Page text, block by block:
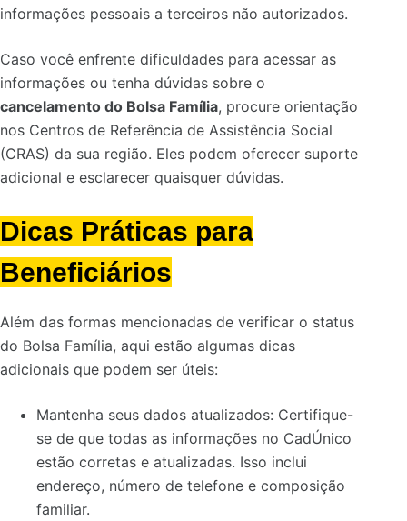
informações pessoais a terceiros não autorizados.
Caso você enfrente dificuldades para acessar as
informações ou tenha dúvidas sobre o
cancelamento do Bolsa Família, procure orientação
nos Centros de Referência de Assistência Social
(CRAS) da sua região. Eles podem oferecer suporte
adicional e esclarecer quaisquer dúvidas.
Dicas Práticas para
Beneficiários
Além das formas mencionadas de verificar o status
do Bolsa Família, aqui estão algumas dicas
adicionais que podem ser úteis:
Mantenha seus dados atualizados: Certifique-
se de que todas as informações no CadÚnico
estão corretas e atualizadas. Isso inclui
endereço, número de telefone e composição
familiar.